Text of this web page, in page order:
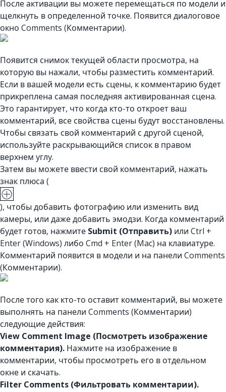
После активации вы можете перемещаться по модели и
щелкнуть в определенной точке. Появится диалоговое
окно Comments (Комментарии).
Появится снимок текущей области просмотра, на
которую вы нажали, чтобы разместить комментарий.
Если в вашей модели есть сцены, к комментарию будет
прикреплена самая последняя активированная сцена.
Это гарантирует, что когда кто-то откроет ваш
комментарий, все свойства сцены будут восстановлены.
Чтобы связать свой комментарий с другой сценой,
используйте раскрывающийся список в правом
верхнем углу.
Затем вы можете ввести свой комментарий, нажать
знак плюса (
), чтобы добавить фотографию или изменить вид
камеры, или даже добавить эмодзи. Когда комментарий
будет готов, нажмите Submit (Отправить) или Ctrl +
Enter (Windows) либо Cmd + Enter (Mac) на клавиатуре.
Комментарий появится в модели и на панели Comments
(Комментарии).
После того как кто-то оставит комментарий, вы можете
выполнять на панели Comments (Комментарии)
следующие действия:
View Comment Image (Посмотреть изображение
комментария). Нажмите на изображение в
комментарии, чтобы просмотреть его в отдельном
окне и скачать.
Filter Comments (Фильтровать комментарии).